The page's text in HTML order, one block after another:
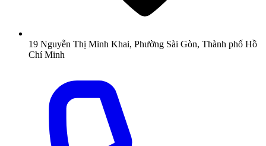
19 Nguyễn Thị Minh Khai, Phường Sài Gòn, Thành phố Hồ
Chí Minh